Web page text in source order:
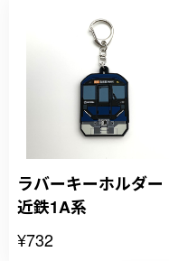
ラバーキーホルダー
近鉄1A系
¥732